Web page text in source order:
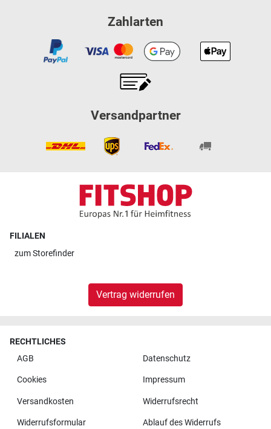
Zahlarten
Versandpartner
FILIALEN
zumStorefinder
Vertrag widerrufen
RECHTLICHES
AGB
Datenschutz
Cookies Impressum
Versandkosten Widerrufsrecht
Widerrufsformular Ablauf des Widerrufs